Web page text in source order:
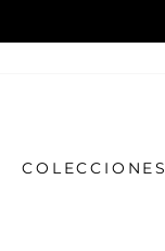
COLECCIONES